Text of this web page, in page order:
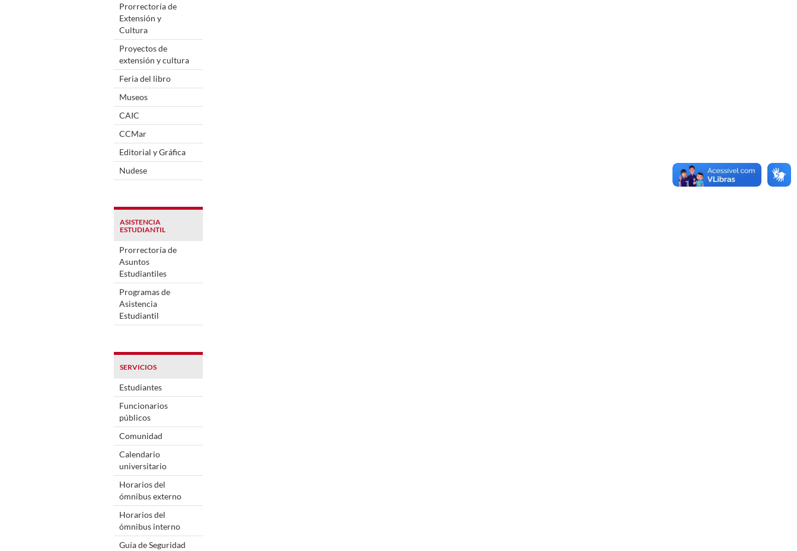
Prorrectoría de
Extensión y
Cultura
Proyectos de
extensión y cultura
Feria del libro
Museos
CAIC
CCMar
Editorial y Gráfica
Nudese
ASISTENCIA
ESTUDIANTIL
Prorrectoría de
Asuntos
Estudiantiles
Programas de
Asistencia
Estudiantil
SERVICIOS
Estudiantes
Funcionarios
públicos
Comunidad
Calendario
universitario
Horarios del
ómnibus externo
Horarios del
ómnibus interno
Guía de Seguridad